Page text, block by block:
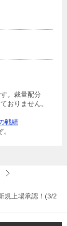
。裁量配分
おりません。
戦績
規上場承認！(3/2